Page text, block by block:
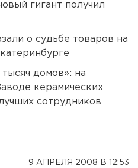
гигант получил
о судьбе товаров на
домов»: на
керамических
сотрудников
9 АПРЕЛЯ 2008 В 12:53